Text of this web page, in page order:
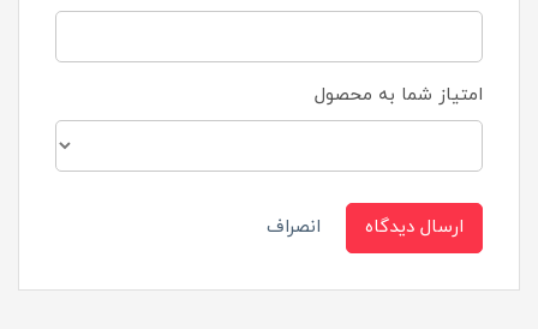
امتیاز شما به محصول
ارسال دیدگاه انصراف